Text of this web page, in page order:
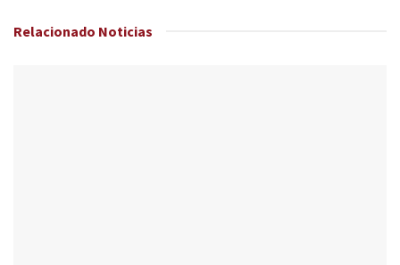
Relacionado Noticias